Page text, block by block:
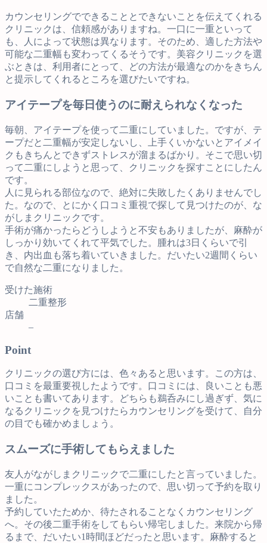
カウンセリングでできることとできないことを伝えてくれる
クリニックは、信頼感がありますね。一口に一重といって
も、人によって状態は異なります。そのため、適した方法や
可能な二重幅も変わってくるそうです。美容クリニックを選
ぶときは、利用者にとって、どの方法が最適なのかをきちん
と提示してくれるところを選びたいですね。
アイテープを毎日使うのに耐えられなくなった
毎朝、アイテープを使って二重にしていました。ですが、テ
ープだと二重幅が安定しないし、上手くいかないとアイメイ
クもきちんとできずストレスが溜まるばかり。そこで思い切
って二重にしようと思って、クリニックを探すことにしたん
です。
人に見られる部位なので、絶対に失敗したくありませんでし
た。なので、とにかく口コミ重視で探して見つけたのが、な
がしまクリニックです。
手術が痛かったらどうしようと不安もありましたが、麻酔が
しっかり効いてくれて平気でした。腫れは3日くらいで引
き、内出血も落ち着いていきました。だいたい2週間くらい
で自然な二重になりました。
受けた施術
二重整形
店舗
–
Point
クリニックの選び方には、色々あると思います。この方は、
口コミを最重要視したようです。口コミには、良いことも悪
いことも書いてあります。どちらも鵜呑みにし過ぎず、気に
なるクリニックを見つけたらカウンセリングを受けて、自分
の目でも確かめましょう。
スムーズに手術してもらえました
友人がながしまクリニックで二重にしたと言っていました。
一重にコンプレックスがあったので、思い切って予約を取り
ました。
予約していたためか、待たされることなくカウンセリング
へ。その後二重手術をしてもらい帰宅しました。来院から帰
るまで、だいたい1時間ほどだったと思います。麻酔すると